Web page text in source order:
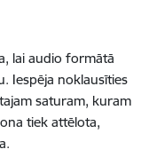
lai audio formātā
Iespēja noklausīties
saturam, kuram
tiek attēlota,